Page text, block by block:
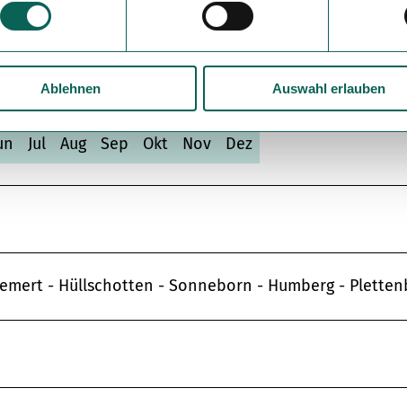
Ablehnen Auswahl erlauben
Jul Aug Sep Okt Nov Dez
- Hüllschotten - Sonneborn - Humberg -